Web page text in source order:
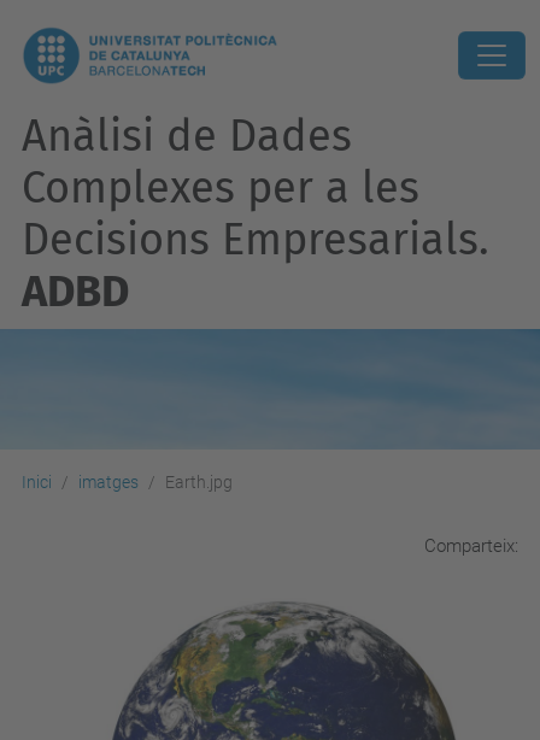
Anàlisi de Dades
Complexes per a les
Decisions Empresarials.
ADBD
Inici imatges Earth.jpg
Comparteix: